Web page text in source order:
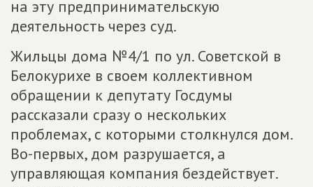
на эту предпринимательскую
деятельность через суд.
Жильцы дома №4/1 по ул. Советской в
Белокурихе в своем коллективном
обращении к депутату Госдумы
рассказали сразу о нескольких
проблемах, с которыми столкнулся дом.
Во-первых, дом разрушается, а
управляющая компания бездействует.